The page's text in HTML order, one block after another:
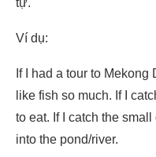
tự.
Ví dụ:
If I had a tour to Mekong
like fish so much. If I
to eat. If I catch the
into the pond/river.